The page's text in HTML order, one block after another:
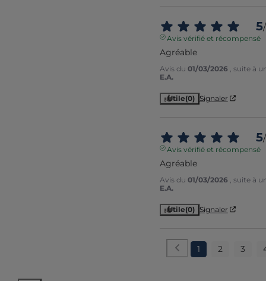
5/
Avis vérifié et récompensé
Agréable
Avis du 01/03/2026
, suite à
E.A.
Utile(0) Signaler
5/
Avis vérifié et récompensé
Agréable
Avis du 01/03/2026
, suite à
E.A.
Utile(0) Signaler
1 2 3